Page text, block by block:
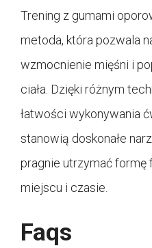
Trening z gumami
metoda, która pozwala
wzmocnienie mięśni i
ciała. Dzięki różnym
łatwości wykonywania
stanowią doskonałe
pragnie utrzymać
miejscu i czasie.
Faqs